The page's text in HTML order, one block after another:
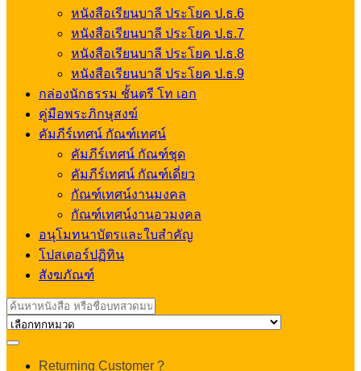
หนังสือเรียนบาลี ประโยค ป.ธ.6
หนังสือเรียนบาลี ประโยค ป.ธ.7
หนังสือเรียนบาลี ประโยค ป.ธ.8
หนังสือเรียนบาลี ประโยค ป.ธ.9
กล่องนักธรรม ชั้นตรี โท เอก
คู่มือพระภิกษุสงฆ์
คัมภีร์เทศน์ กัณฑ์เทศน์
คัมภีร์เทศน์ กัณฑ์ชุด
คัมภีร์เทศน์ กัณฑ์เดี่ยว
กัณฑ์เทศน์งานมงคล
กัณฑ์เทศน์งานอวมงคล
อนุโมทนาบัตรและใบสำคัญ
โปสเตอร์ปฏิทิน
สังฆภัณฑ์
Search
for:
Returning Customer ?